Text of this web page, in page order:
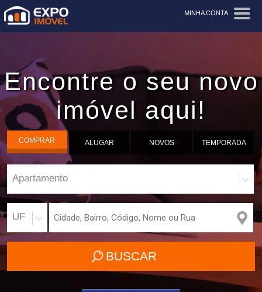
MINHA CONTA
Encontre o seu novo
imóvel aqui!
COMPRAR ALUGAR NOVOS TEMPORADA
Apartamento
UF